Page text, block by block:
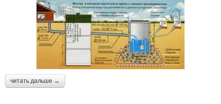
читать дальше →